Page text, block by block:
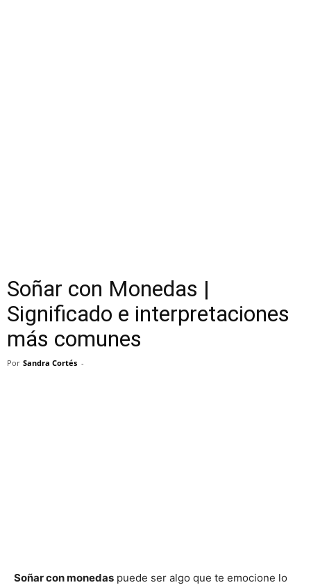
Soñar con Monedas |
Significado e interpretaciones
más comunes
Por Sandra Cortés -
Soñar con monedas puede ser algo que te emocione lo